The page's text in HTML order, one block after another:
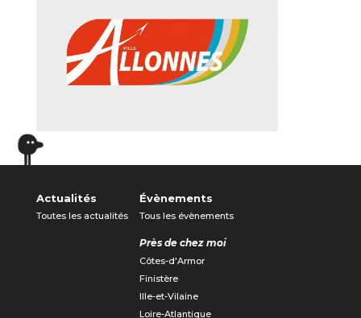
Actualités
Toutes les actualités
Évènements
Tous les évènements
Près de chez moi
Côtes-d'Armor
Finistère
Ille-et-Vilaine
Loire-Atlantique